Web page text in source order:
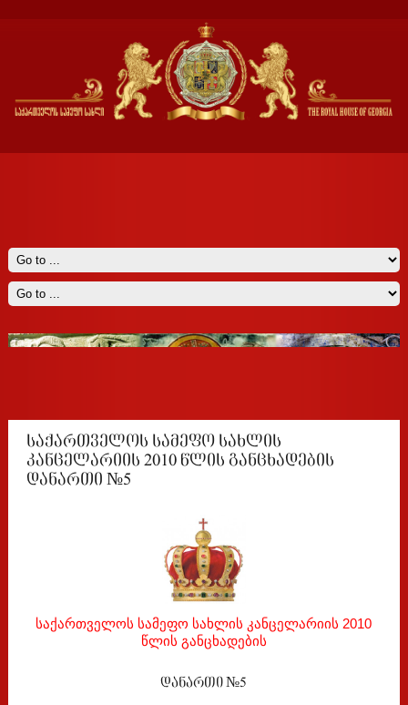
საქართველოს სამეფო სახლის
კანცელარიის 2010 წლის განცხადების
დანართი №5
საქართველოს სამეფო სახლის კანცელარიის 2010
წლის განცხადების
დანართი №5